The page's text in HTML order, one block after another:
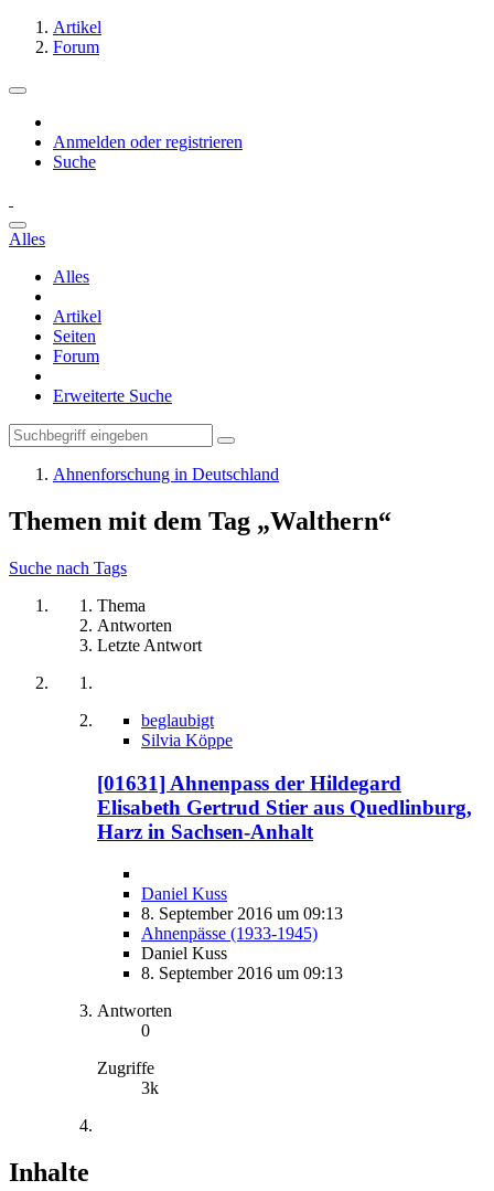
Artikel
Forum
Anmelden oder registrieren
Suche
Alles
Alles
Artikel
Seiten
Forum
Erweiterte Suche
Ahnenforschung in Deutschland
Themen mit dem Tag „Walthern“
Suche nach Tags
Thema
Antworten
Letzte Antwort
beglaubigt
Silvia Köppe
[01631] Ahnenpass der Hildegard
Elisabeth Gertrud Stier aus Quedlinburg,
Harz in Sachsen-Anhalt
Daniel Kuss
8. September 2016 um 09:13
Ahnenpässe (1933-1945)
Daniel Kuss
8. September 2016 um 09:13
Antworten
0
Zugriffe
3k
Inhalte